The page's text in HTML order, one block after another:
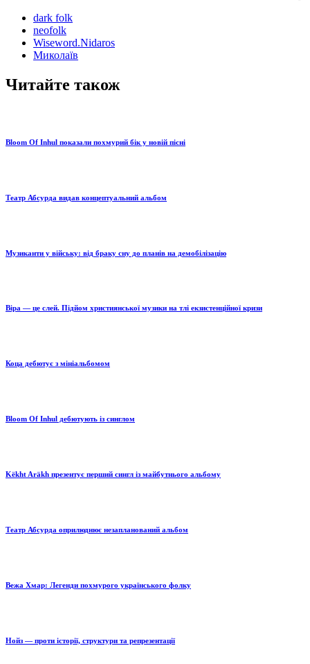
dark folk
neofolk
Wiseword.Nidaros
Миколаїв
Читайте також
Bloom Of Inhul показали похмурий бік у новій пісні
Театр Абсурда видав концептуальний альбом
Музиканти у війську: від браку сну до планів на демобілізацію
Віра — це слей. Підйом християнської музики на тлі екзистенційної кризи
Коца дебютує з мініальбомом
Bloom Of Inhul дебютують із синглом
Këkht Aräkh презентує перший сингл із майбутнього альбому
Театр Абсурда оприлюднює незапланований альбом
Вежа Хмар: Легенди похмурого українського фолку
Нойз — проти історії, структури та репрезентації